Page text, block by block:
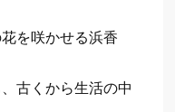
を咲かせる浜香
古くから生活の中